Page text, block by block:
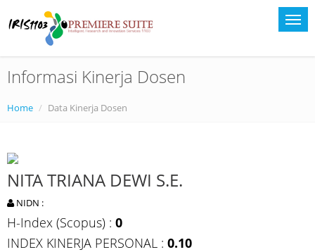
Informasi Kinerja Dosen
Home Data Kinerja Dosen
NITA TRIANA DEWI S.E.
NIDN :
H-Index (Scopus) : 0
INDEX KINERJA PERSONAL : 0.10